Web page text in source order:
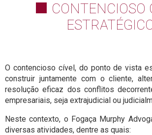
CONTENCIOSO
O contencioso cível, do ponto de vista
construir juntamente com o cliente,
resolução eficaz dos conflitos
empresariais, seja extrajudicial ou
Neste contexto, o Fogaça Murphy
diversas atividades, dentre as quais: